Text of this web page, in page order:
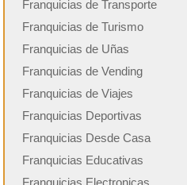
Franquicias de Transporte
Franquicias de Turismo
Franquicias de Uñas
Franquicias de Vending
Franquicias de Viajes
Franquicias Deportivas
Franquicias Desde Casa
Franquicias Educativas
Franquicias Electronicas